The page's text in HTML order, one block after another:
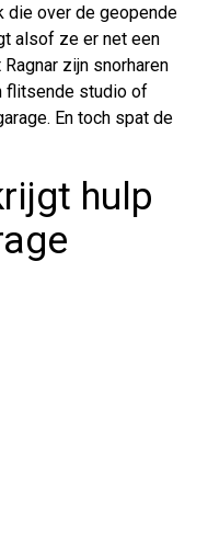
die over de geopende
alsof ze er net een
zijn snorharen
flitsende studio of
En toch spat de
hulp